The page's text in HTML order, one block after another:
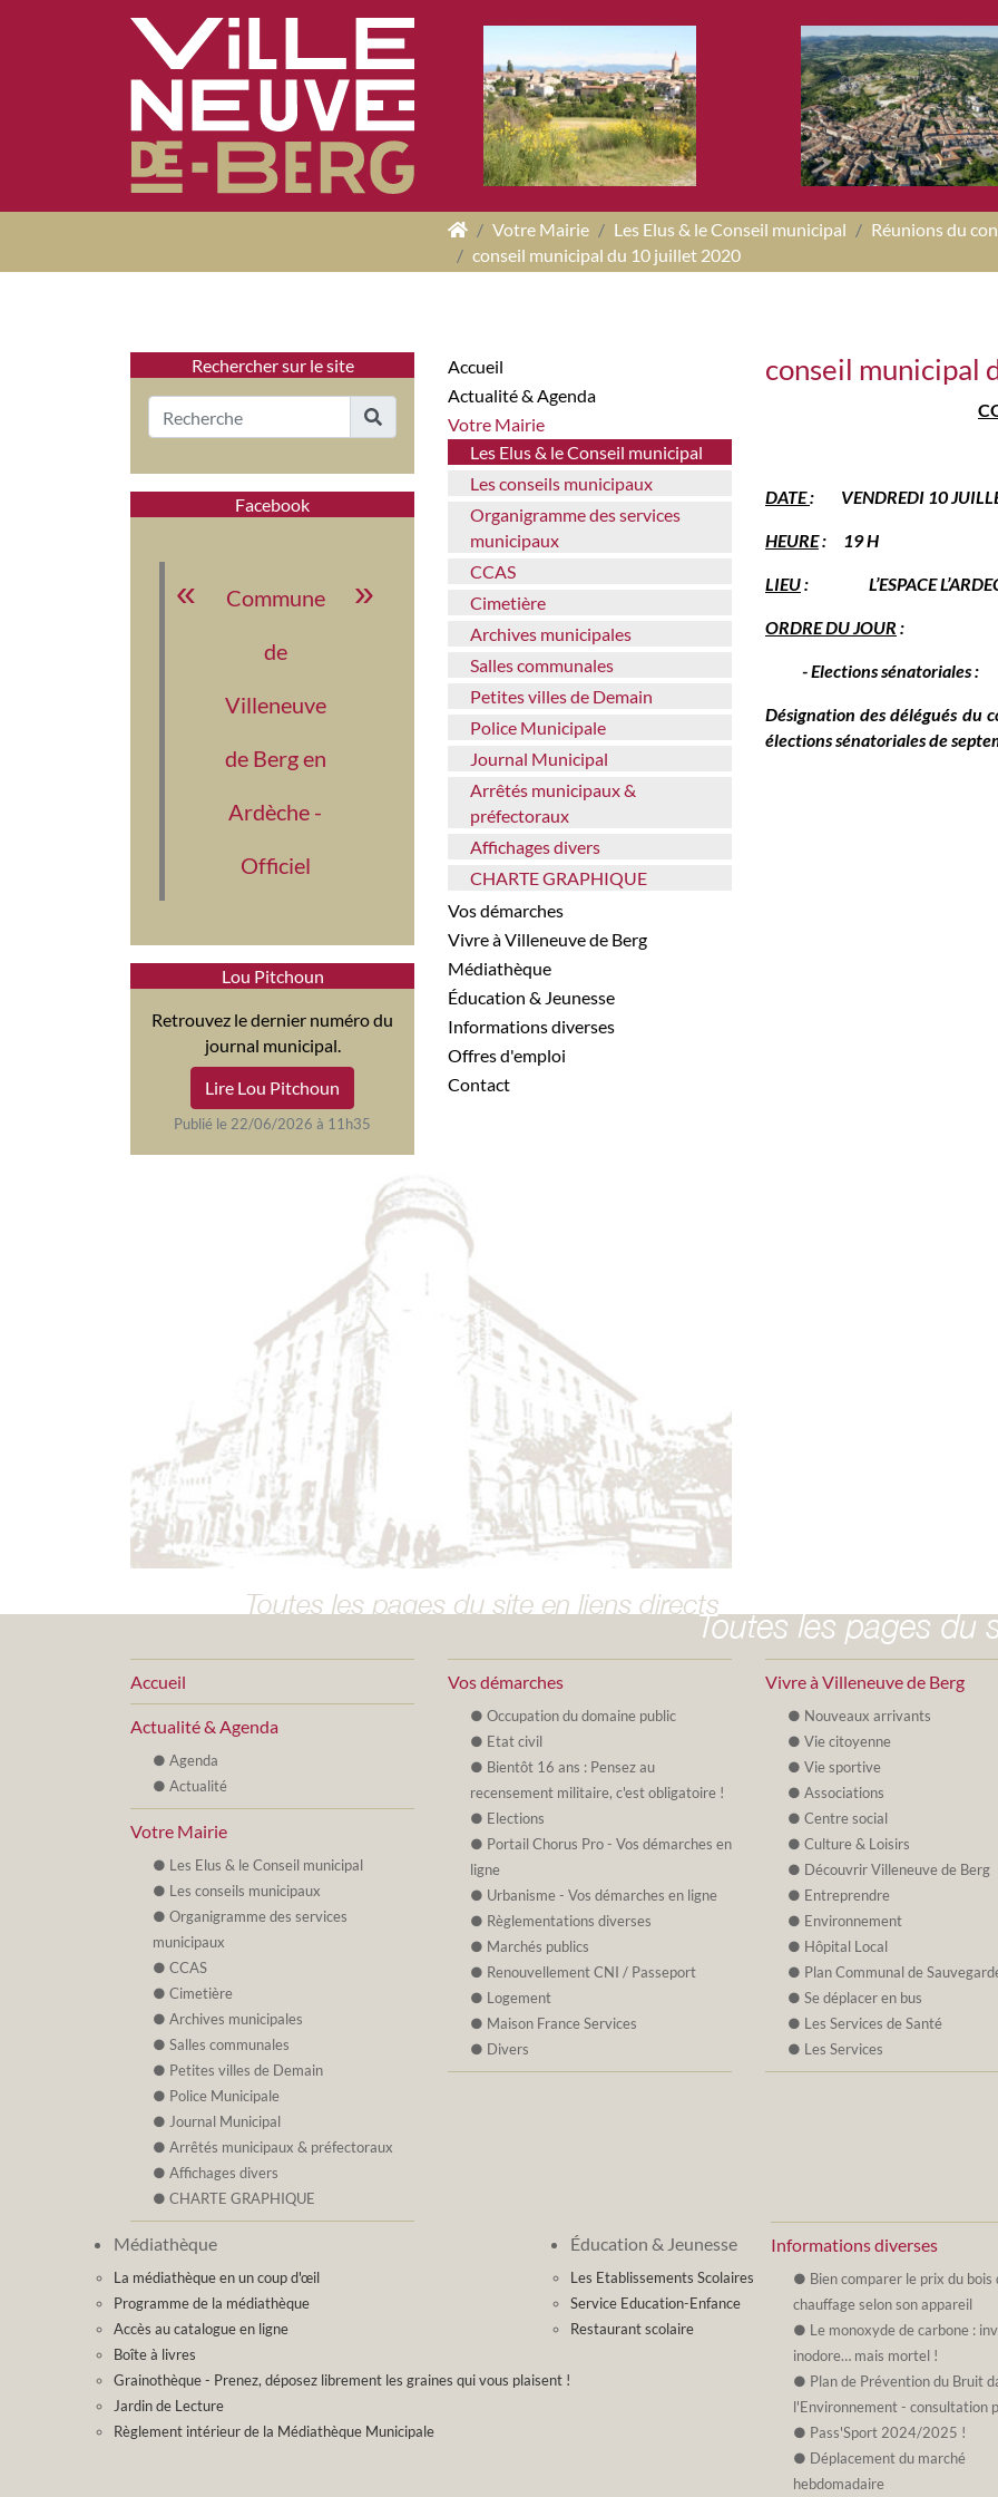
Votre Mairie Les Elus & le Conseil municipal
Réunions du
conseil municipal du 10 juillet 2020
Rechercher sur le site
Facebook
Commune
de
Villeneuve
de Berg en
Ardèche -
Officiel
Lou Pitchoun
Retrouvez le dernier numéro du
journal municipal.
Lire Lou Pitchoun
Publié le 22/06/2026 à 11h35
Accueil
Actualité & Agenda
Votre Mairie
Les Elus & le Conseil municipal
Les conseils municipaux
Organigramme des services
municipaux
CCAS
Cimetière
Archives municipales
Salles communales
Petites villes de Demain
Police Municipale
Journal Municipal
Arrêtés municipaux &
préfectoraux
Affichages divers
CHARTE GRAPHIQUE
Vos démarches
Vivre à Villeneuve de Berg
Médiathèque
Éducation & Jeunesse
Informations diverses
Offres d'emploi
Contact
conseil municipal
DATE: VENDREDI 10
HEURE: 19 H
LIEU: L’ESPACE
ORDRE DU JOUR :
- Elections sénatoriales :
Désignation des délégués du
élections sénatoriales de
Accueil
Actualité & Agenda
Agenda
Actualité
Votre Mairie
Les Elus & le Conseil municipal
Les conseils municipaux
Organigramme des services
municipaux
CCAS
Cimetière
Archives municipales
Salles communales
Petites villes de Demain
Police Municipale
Journal Municipal
Arrêtés municipaux & préfectoraux
Affichages divers
CHARTE GRAPHIQUE
Vos démarches
Occupation du domaine public
Etat civil
Bientôt 16 ans : Pensez au
recensement militaire, c'est obligatoire !
Elections
Portail Chorus Pro - Vos démarches en
ligne
Urbanisme - Vos démarches en ligne
Règlementations diverses
Marchés publics
Renouvellement CNI / Passeport
Logement
Maison France Services
Divers
Vivre à Villeneuve de Berg
Nouveaux arrivants
Vie citoyenne
Vie sportive
Associations
Centre social
Culture & Loisirs
Découvrir Villeneuve de Berg
Entreprendre
Environnement
Hôpital Local
Plan Communal de
Se déplacer en bus
Les Services de Santé
Les Services
Médiathèque
La médiathèque en un coup d'œil
Programme de la médiathèque
Accès au catalogue en ligne
Boîte à livres
Grainothèque - Prenez, déposez librement les graines qui vous plaisent !
Jardin de Lecture
Règlement intérieur de la Médiathèque Municipale
Éducation & Jeunesse
Les Etablissements Scolaires
Service Education-Enfance
Restaurant scolaire
Informations diverses
Bien comparer le prix du bois
chauffage selon son appareil
Le monoxyde de carbone :
inodore… mais mortel !
Plan de Prévention du Bruit
l'Environnement - consultation
Pass'Sport 2024/2025 !
Déplacement du marché
hebdomadaire